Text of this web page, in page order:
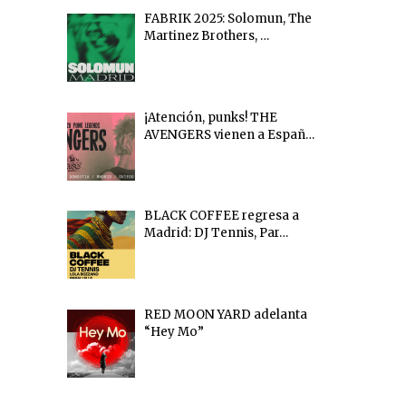
FABRIK 2025: Solomun, The
Martinez Brothers, …
¡Atención, punks! THE
AVENGERS vienen a Españ…
BLACK COFFEE regresa a
Madrid: DJ Tennis, Par…
RED MOON YARD adelanta
“Hey Mo”